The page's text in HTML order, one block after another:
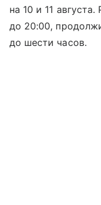
на 10 и 11
до 20:00,
до шести часов.